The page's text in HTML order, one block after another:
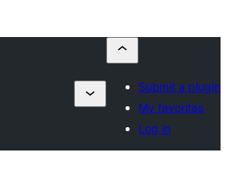
Submit a plugin
My favorites
Log in